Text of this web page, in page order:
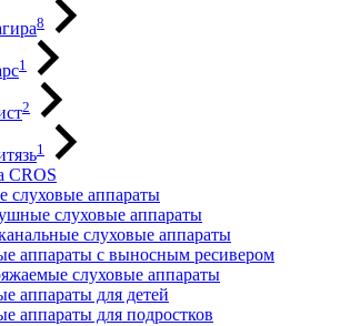
8
1
2
1
CROS
слуховые аппараты
слуховые аппараты
слуховые аппараты
аппараты с выносным ресивером
слуховые аппараты
аппараты для детей
аппараты для подростков